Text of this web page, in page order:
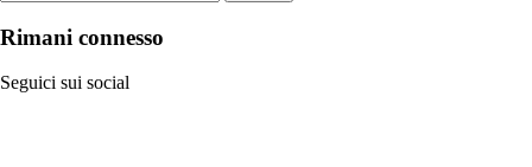
Rimani connesso
Seguici sui social